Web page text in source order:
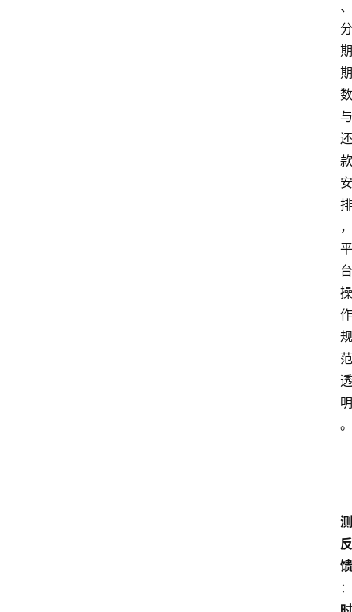
、
分
期
期
数
与
还
款
安
排
，
平
台
操
作
规
范
透
明
。
测
反
馈
：